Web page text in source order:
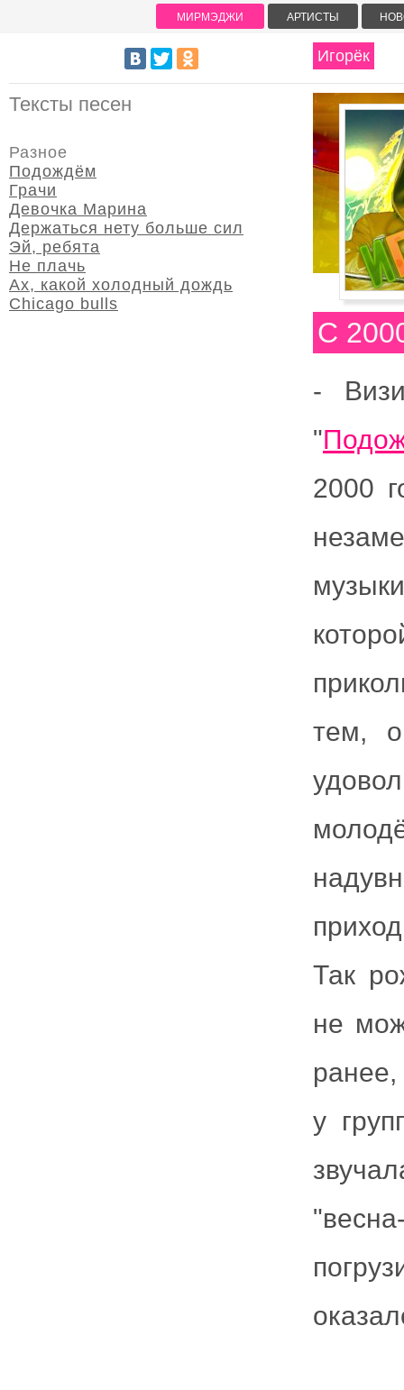
Игорёк
С
-
"
2000
тем,
Так
не
у
Тексты песен
Разное
Подождём
Грачи
Девочка Марина
Держаться нету больше сил
Эй, ребята
Не плачь
Ах, какой холодный дождь
Chicago bulls
МИРМЭДЖИ АРТИСТЫ